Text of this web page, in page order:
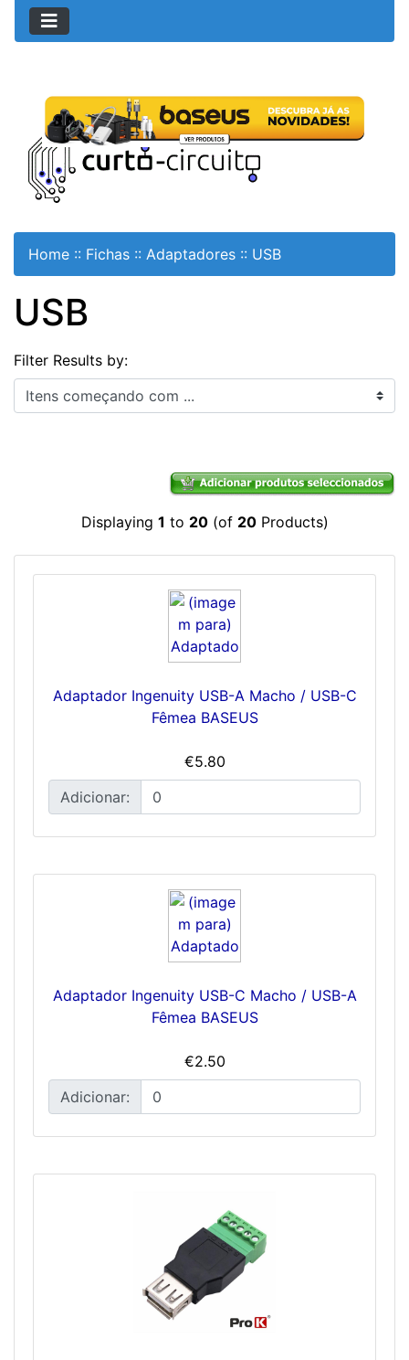
Home :: Fichas :: Adaptadores :: USB
USB
Filter Results by:
Itens começando com ...
Displaying 1 to 20(of 20Products)
Adaptador Ingenuity USB-A Macho / USB-C
Fêmea BASEUS
€5.80
Adicionar:
Adaptador Ingenuity USB-C Macho / USB-A
Fêmea BASEUS
€2.50
Adicionar: